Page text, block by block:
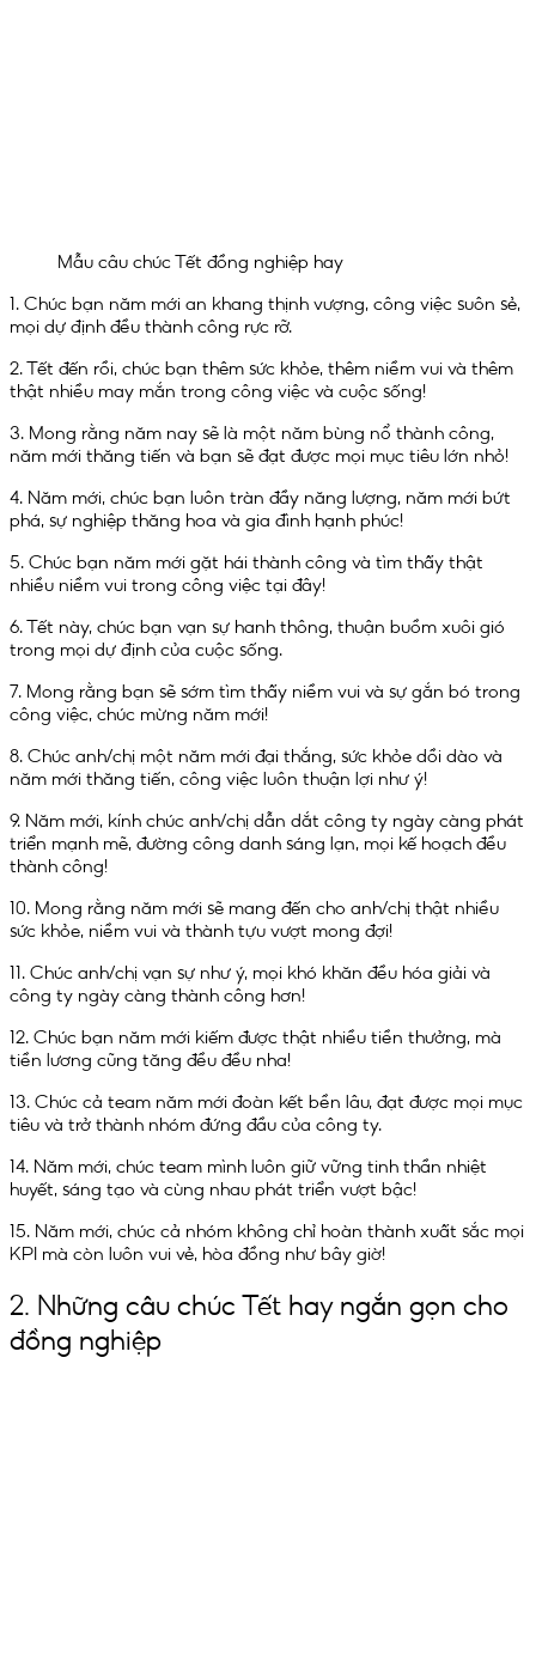
Mẫu câu chúc Tết đồng nghiệp hay
1. Chúc bạn năm mới an khang thịnh vượng, công việc suôn sẻ,
mọi dự định đều thành công rực rỡ.
2. Tết đến rồi, chúc bạn thêm sức khỏe, thêm niềm vui và thêm
thật nhiều may mắn trong công việc và cuộc sống!
3. Mong rằng năm nay sẽ là một năm bùng nổ thành công,
năm mới thăng tiến và bạn sẽ đạt được mọi mục tiêu lớn nhỏ!
4. Năm mới, chúc bạn luôn tràn đầy năng lượng, năm mới bứt
phá, sự nghiệp thăng hoa và gia đình hạnh phúc!
5. Chúc bạn năm mới gặt hái thành công và tìm thấy thật
nhiều niềm vui trong công việc tại đây!
6. Tết này, chúc bạn vạn sự hanh thông, thuận buồm xuôi gió
trong mọi dự định của cuộc sống.
7. Mong rằng bạn sẽ sớm tìm thấy niềm vui và sự gắn bó trong
công việc, chúc mừng năm mới!
8. Chúc anh/chị một năm mới đại thắng, sức khỏe dồi dào và
năm mới thăng tiến, công việc luôn thuận lợi như ý!
9. Năm mới, kính chúc anh/chị dẫn dắt công ty ngày càng phát
triển mạnh mẽ, đường công danh sáng lạn, mọi kế hoạch đều
thành công!
10. Mong rằng năm mới sẽ mang đến cho anh/chị thật nhiều
sức khỏe, niềm vui và thành tựu vượt mong đợi!
11. Chúc anh/chị vạn sự như ý, mọi khó khăn đều hóa giải và
công ty ngày càng thành công hơn!
12. Chúc bạn năm mới kiếm được thật nhiều tiền thưởng, mà
tiền lương cũng tăng đều đều nha!
13. Chúc cả team năm mới đoàn kết bền lâu, đạt được mọi mục
tiêu và trở thành nhóm đứng đầu của công ty.
14. Năm mới, chúc team mình luôn giữ vững tinh thần nhiệt
huyết, sáng tạo và cùng nhau phát triển vượt bậc!
15. Năm mới, chúc cả nhóm không chỉ hoàn thành xuất sắc mọi
KPI mà còn luôn vui vẻ, hòa đồng như bây giờ!
2. Những câu chúc Tết hay ngắn gọn cho
đồng nghiệp